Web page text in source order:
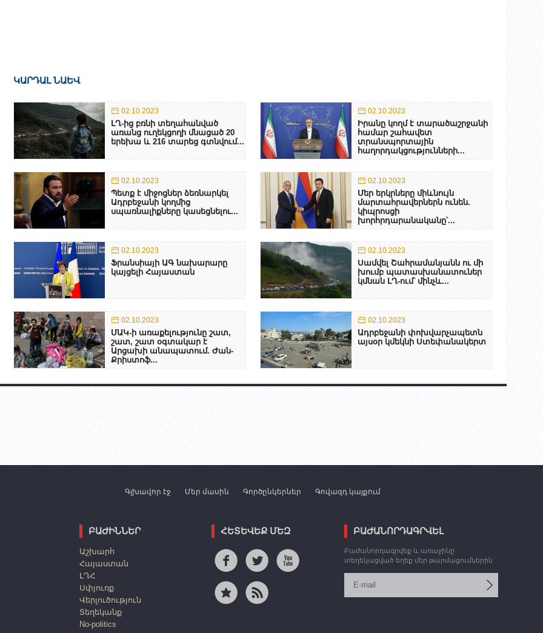
ԿԱՐԴԱԼ ՆԱԵՎ
02.10.2023
ԼՂ-ից բռնի տեղահանված
առանց ուղեկցողի մնացած 20
երեխա և 216 տարեց գտնվում...
02.10.2023
Իրանը կողմ է տարածաշրջանի
համար շահավետ
տրանսպորտային
հաղորդակցությունների...
02.10.2023
Պետք է միջոցներ ձեռնարկել
Ադրբեջանի կողմից
սպառնալիքները կասեցնելու...
02.10.2023
Մեր երկրները միևնույն
մարտահրավերներն ունեն.
կիպրոսցի
խորհրդարանականը՝...
02.10.2023
Ֆրանսիայի ԱԳ նախարարը
կայցելի Հայաստան
02.10.2023
Սամվել Շահրամանյանն ու մի
խումբ պատասխանատուներ
կմնան ԼՂ-ում՝ մինչև...
02.10.2023
ՄԱԿ-ի առաքելությունը շատ,
շատ, շատ օգտակար է
Արցախի անապատում. Ժան-
Քրիստոֆ...
02.10.2023
Ադրբեջանի փոխվարչապետն
այսօր կմեկնի Ստեփանակերտ
Գլխավոր էջ Մեր մասին Գործընկերներ Գովազդ կայքում
ԲԱԺԻՆՆԵՐ
Աշխարհ
Հայաստան
ԼՂՀ
Սփյուռք
Վերլուծություն
Տեղեկանք
No-politics
ՀԵՏԵՎԵՔ ՄԵԶ ԲԱԺԱՆՈՐԴԱԳՐՎԵԼ
Բաժանորդագրվեք և առաջինը
տեղեկացված եղեք մեր թարմացումներին